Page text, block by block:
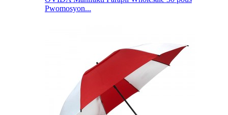
Pwomosyon...